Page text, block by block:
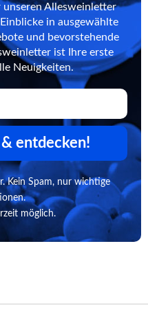
Allesweinletter
in ausgewählte
und bevorstehende
ist Ihre erste
Neuigkeiten.
entdecken!
Kein Spam, nur wichtige
möglich.